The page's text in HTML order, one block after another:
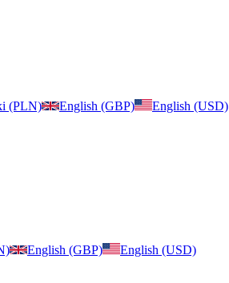
(PLN) English (GBP) English (USD)
English (GBP)
English (USD)